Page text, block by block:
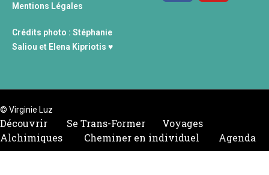
Mentions Légales
Crédits photo : Stéphanie
Saliou et Elena Kipriotis ♥
© Virginie Luz
Découvrir Se Trans-Former Voyages
Alchimiques Cheminer en individuel Agenda